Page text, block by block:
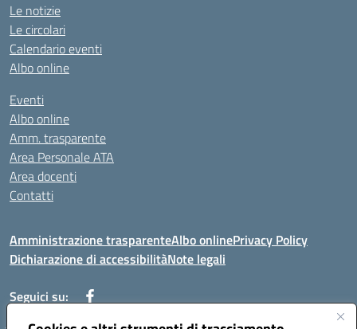
Le notizie
Le circolari
Calendario eventi
Albo online
Eventi
Albo online
Amm. trasparente
Area Personale ATA
Area docenti
Contatti
Amministrazione trasparenteAlbo onlinePrivacy Policy
Dichiarazione di accessibilitàNote legali
Seguici su: